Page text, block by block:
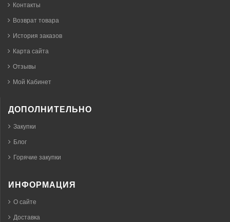
Контакты
Возврат товара
История заказов
Карта сайта
Отзывы
Мой Кабинет
ДОПОЛНИТЕЛЬНО
Закупки
Блог
Горячие закупки
ИНФОРМАЦИЯ
О сайте
Доставка